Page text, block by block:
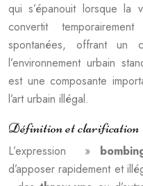
qui s’épanouit lorsque la
convertit
spontanées, offrant un
l’environnement urbain
est une composante
l’art urbain illégal.
Définition et clarification
L’expression »
d’apposer rapidement et